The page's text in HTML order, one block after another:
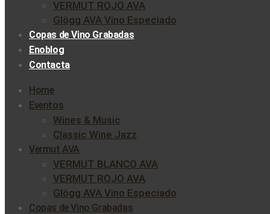
VERMUT ROJO AVA
Glögg AVA Vino Especiado
Copas de Vino Grabadas
Enoblog
Contacta
Home
Eventos
Wines & Music
Classic Wine Jazz
Vermut AVA
VERMUT BLANCO AVA
VERMUT ROJO AVA
Glögg AVA Vino Especiado
Copas de Vino Grabadas